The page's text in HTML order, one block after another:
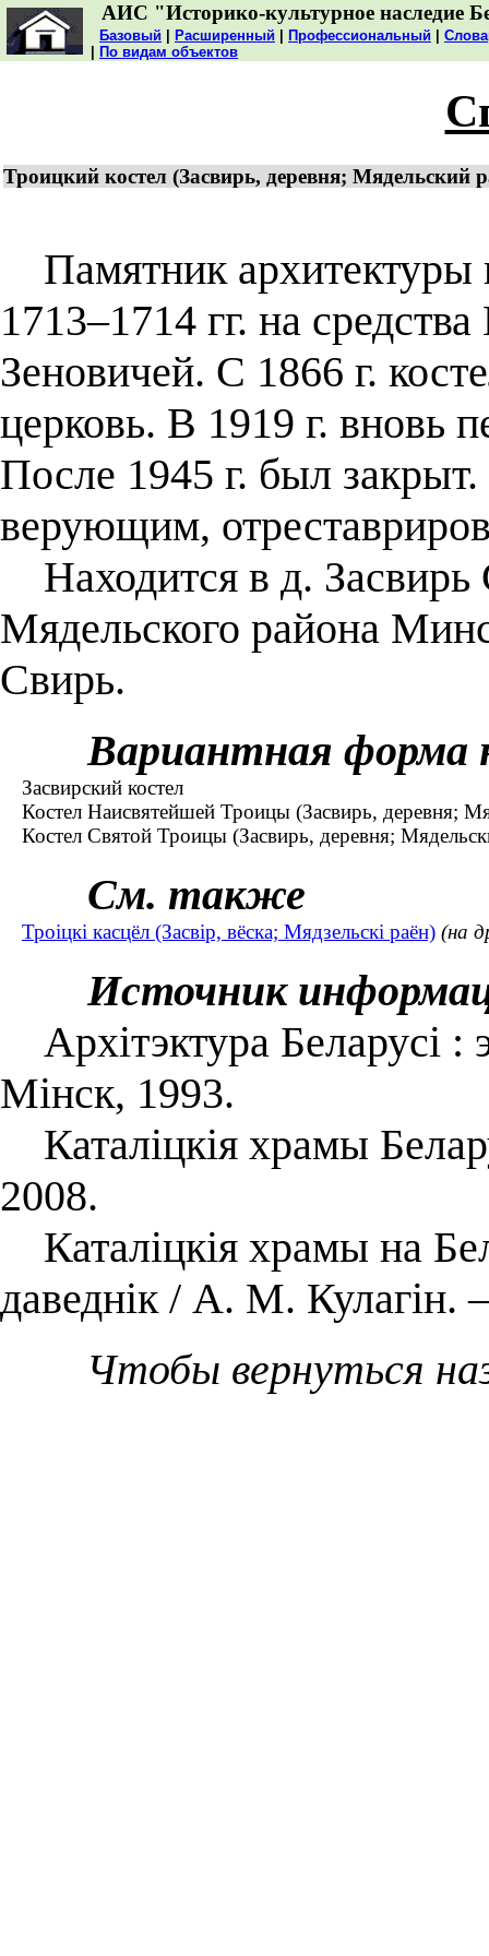
АИС "Историко-культурное наследие
Базовый Расширенный Профессиональный
По видам объектов
Троицкий костел (Засвирь, деревня; Мядельский
Памятник архитектуры
1713–1714 гг. на
Зеновичей. С 1866 г.
церковь. В 1919 г. вновь
После 1945 г. был
верующим,
Находится в д. Засвирь
Мядельского района
Свирь.
Вариантная форма
Засвирский костел
Костел Наисвятейшей Троицы (Засвирь, деревня;
Костел Святой Троицы (Засвирь, деревня;
См. также
Троіцкі касцёл (Засвір, вёска; Мядзельскі раён) (на
Источник
Архітэктура Беларусі
Мінск, 1993.
Каталіцкія храмы
2008.
Каталіцкія храмы на
даведнік / А. М.
Чтобы вернуться